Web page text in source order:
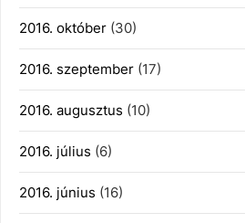
2016. október (30)
2016. szeptember (17)
2016. augusztus (10)
2016. július (6)
2016. június (16)